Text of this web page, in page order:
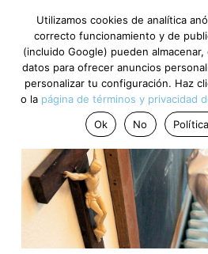
Utilizamos cookies de analítica
correcto funcionamiento y de
(incluido Google) pueden
datos para ofrecer anuncios
personalizar tu configuración. Haz
o la página de términos y privacidad
Ok
No